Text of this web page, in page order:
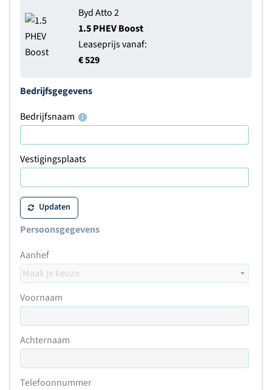
Byd Atto 2
1.5 PHEV Boost
Leaseprijs vanaf:
€ 529
Bedrijfsgegevens
Bedrijfsnaam
Vestigingsplaats
Updaten
Persoonsgegevens
Aanhef
Voornaam
Achternaam
Telefoonnummer